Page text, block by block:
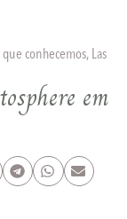
conhecemos, Las
em